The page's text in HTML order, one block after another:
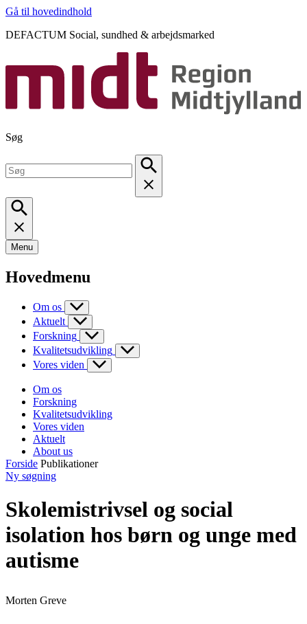
Gå til hovedindhold
DEFACTUM Social, sundhed & arbejdsmarked
Søg
Menu
Hovedmenu
Om os
Aktuelt
Forskning
Kvalitetsudvikling
Vores viden
Om os
Forskning
Kvalitetsudvikling
Vores viden
Aktuelt
About us
Forside Publikationer
Ny søgning
Skolemistrivsel og social
isolation hos børn og unge med
autisme
Morten Greve